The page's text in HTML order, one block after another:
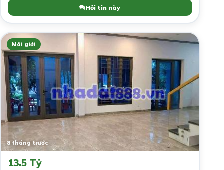
Hỏi tin này
Môi giới
8 tháng trước
13.5 Tỷ